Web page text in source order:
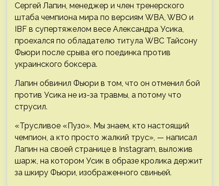
Сергей Лапин, менеджер и член тренерского
штаба чемпиона мира по версиям WBA, WBO и
IBF в супертяжелом весе Александра Усика,
проехался по обладателю титула WBC Тайсону
Фьюри после срыва его поединка против
украинского боксера.
Лапин обвинил Фьюри в том, что он отменил бой
против Усика не из-за травмы, а потому что
струсил.
«Трусливое «Пузо». Мы знаем, кто настоящий
чемпион, а кто просто жалкий трус», — написал
Лапин на своей странице в Instagram, выложив
шарж, на котором Усик в образе кролика держит
за шкиру Фьюри, изображенного свиньей.